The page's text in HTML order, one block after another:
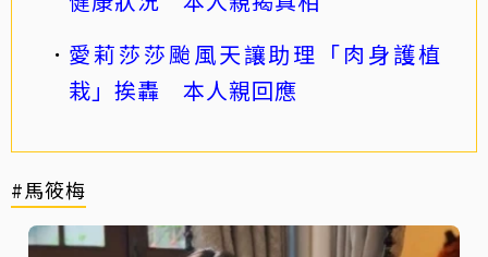
愛莉莎莎颱風天讓助理「肉身護植
栽」挨轟 本人親回應
#馬筱梅